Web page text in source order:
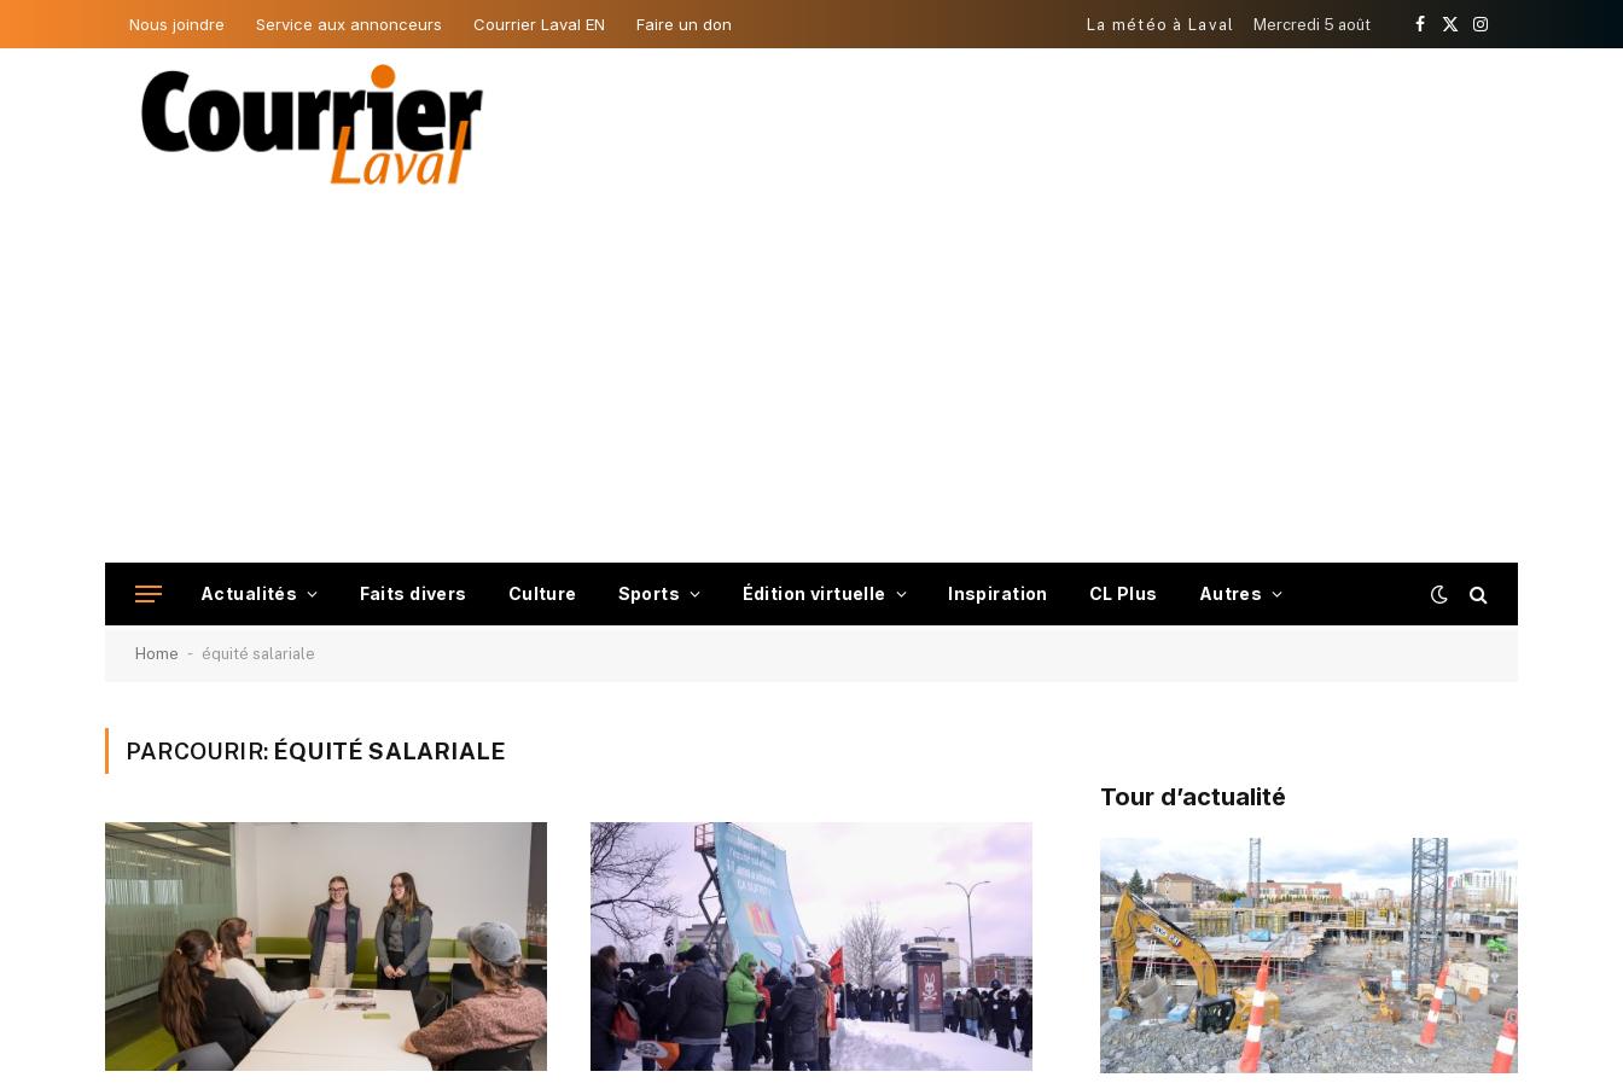
Nous joindre Service aux annonceurs Courrier Laval EN Faire un don La météo à Laval Mercredi 5 août
Facebook
X
Instagram
Actualités Faits divers Culture Sports Édition virtuelle Inspiration CL Plus Autres
Home - équité salariale
PARCOURIR: ÉQUITÉ SALARIALE
Tour d’actualité